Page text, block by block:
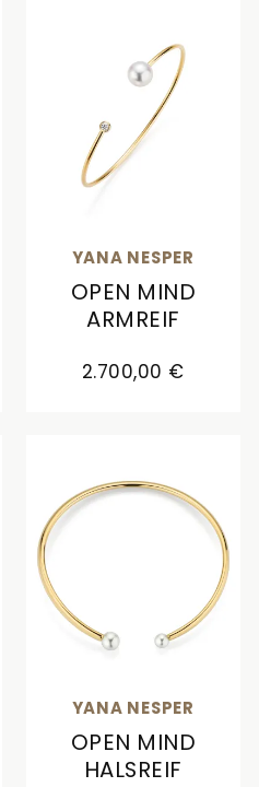
YANA NESPER
OPEN MIND
ARMREIF
2.700,00 €
YANA NESPER
OPEN MIND
HALSREIF